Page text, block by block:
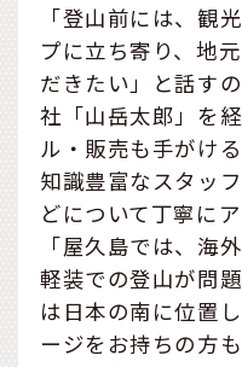
「登山前には、観
プに立ち寄り、地
だきたい」と話す
社「山岳太郎」を
ル・販売も手がけ
知識豊富なスタッ
どについて丁寧に
「屋久島では、海
軽装での登山が問
は日本の南に位置
ージをお持ちの方